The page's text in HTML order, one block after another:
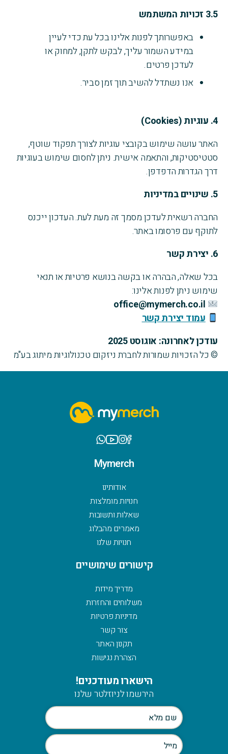
3.5 זכויות המשתמש
באפשרותך לפנות אלינו בכל עת כדי לעיין
במידע השמור עליך, לבקש לתקן, למחוק או
לעדכן פרטים.
אנו נשתדל להשיב תוך זמן סביר.
4. עוגיות(Cookies)
האתר עושה שימוש בקובצי עוגיות לצורך תפקוד שוטף,
סטטיסטיקות, והתאמה אישית. ניתן לחסום שימוש בעוגיות
דרך הגדרות הדפדפן.
5. שינויים במדיניות
החברה רשאית לעדכן מסמך זה מעת לעת. העדכון ייכנס
לתוקף עם פרסומו באתר.
6. יצירת קשר
בכל שאלה, הבהרה או בקשה בנושא פרטיות או תנאי
שימוש ניתן לפנות אלינו:
office@mymerch.co.il
עמוד יצירת קשר
עודכן לאחרונה: אוגוסט 2025
© כל הזכויות שמורות לחברת ניזקום טכנולוגיות מיתוג בע"מ
Mymerch
אודותינו
חנויות מומלצות
שאלות ותשובות
מאמרים מהבלוג
חנויות שלנו
קישורים שימושיים
מדריך מידות
משלוחים והחזרות
מדיניות פרטיות
צור קשר
תקנון האתר
הצהרת נגישות
הישארו מעודכנים!
הירשמו לניוזלטר שלנו